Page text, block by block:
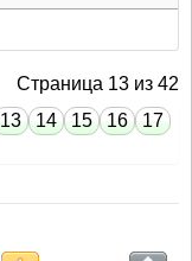
Страница 13 из 42
13 14 15 16
17